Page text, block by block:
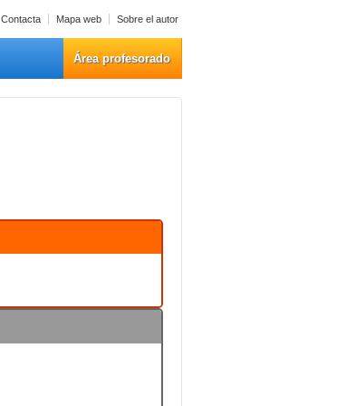
Contacta Mapa web Sobre el autor
Área profesorado